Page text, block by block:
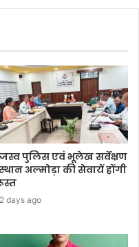
पुलिस एवं भूलेख सर्वेक्षण
अल्मोड़ा की सेवायें होंगी
2 days ago